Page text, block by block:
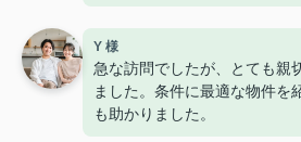
Y 様
急な訪問でしたが、とても親
ました。条件に最適な物件を
も助かりました。